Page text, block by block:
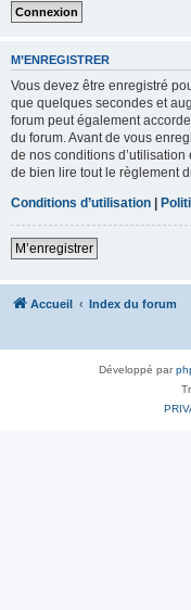
M’ENREGISTRER
Vous devez être enregistré
que quelques secondes et
forum peut également
du forum. Avant de vous
de nos conditions
de bien lire tout le règlement
Conditions d’utilisation |
M’enregistrer
Accueil Index du forum
Développé par